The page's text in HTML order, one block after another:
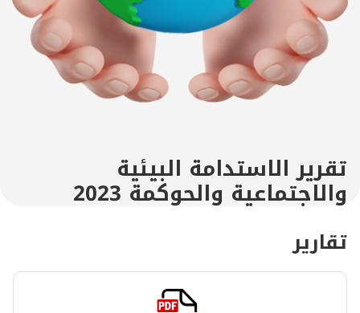
تقرير الاستدامة البيئية
والاجتماعية والحوكمة 2023
تقارير